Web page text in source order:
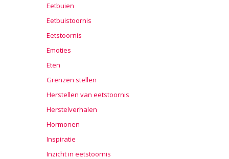
Eetbuien
Eetbuistoornis
Eetstoornis
Emoties
Eten
Grenzen stellen
Herstellen van eetstoornis
Herstelverhalen
Hormonen
Inspiratie
Inzicht in eetstoornis